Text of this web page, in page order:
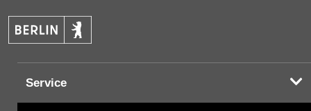
Service